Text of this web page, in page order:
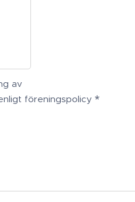
av
föreningspolicy